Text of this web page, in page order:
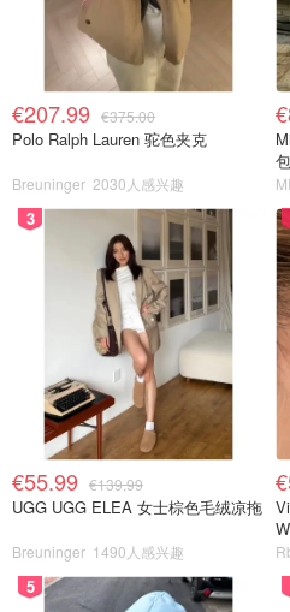
€207.99 €375.00
Polo Ralph Lauren 驼色夹克
Breuninger 2030人感兴趣
包
3
€55.99 €139.99
UGG UGG ELEA 女士棕色毛绒凉拖
Breuninger 1490人感兴趣
5